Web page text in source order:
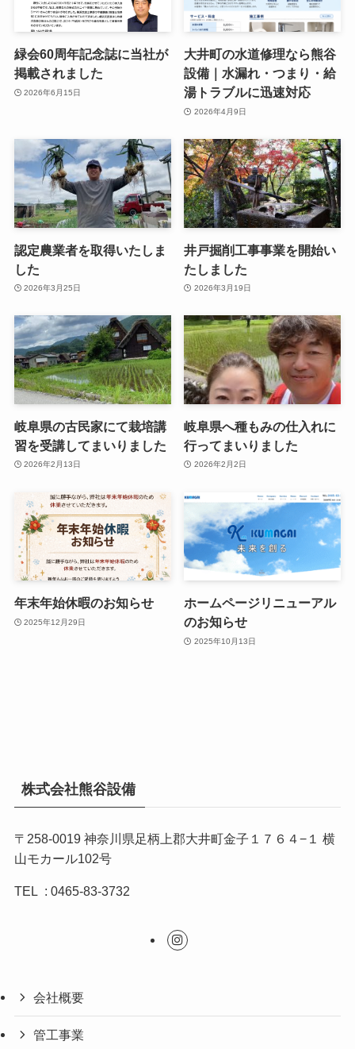
緑会60周年記念誌に当社が
掲載されました
2026年6月15日
大井町の水道修理なら熊谷
設備｜水漏れ・つまり・給
湯トラブルに迅速対応
2026年4月9日
認定農業者を取得いたしま
した
2026年3月25日
井戸掘削工事事業を開始い
たしました
2026年3月19日
岐阜県の古民家にて栽培講
習を受講してまいりました
2026年2月13日
岐阜県へ種もみの仕入れに
行ってまいりました
2026年2月2日
年末年始休暇のお知らせ
2025年12月29日
ホームページリニューアル
のお知らせ
2025年10月13日
株式会社熊谷設備
〒258-0019 神奈川県足柄上郡大井町金子１７６４−１ 横
山モカール102号
TEL : 0465-83-3732
会社概要
管工事業